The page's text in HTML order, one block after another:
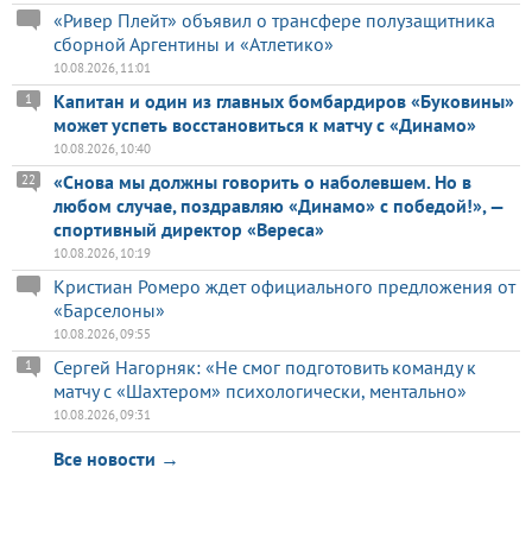
«Ривер Плейт» объявил о трансфере полузащитника
сборной Аргентины и «Атлетико»
10.08.2026, 11:01
Капитан и один из главных бомбардиров «Буковины»
может успеть восстановиться к матчу с «Динамо»
1
10.08.2026, 10:40
«Снова мы должны говорить о наболевшем. Но в
любом случае, поздравляю «Динамо» с победой!», —
спортивный директор «Вереса»
22
10.08.2026, 10:19
Кристиан Ромеро ждет официального предложения от
«Барселоны»
10.08.2026, 09:55
Сергей Нагорняк: «Не смог подготовить команду к
матчу с «Шахтером» психологически, ментально»
1
10.08.2026, 09:31
Все новости →